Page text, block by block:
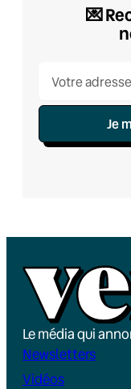
💌
Je
Le média qui
Newsletters
Vidéos